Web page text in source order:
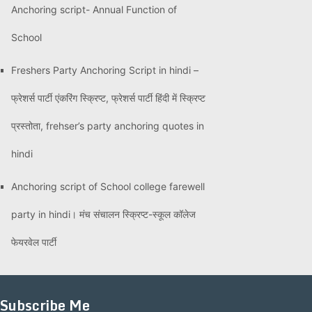
Anchoring script- Annual Function of
School
Freshers Party Anchoring Script in hindi –
फ्रेशर्स पार्टी एंकरिंग स्क्रिप्ट, फ्रेशर्स पार्टी हिंदी में स्क्रिप्ट
प्रस्तोता, frehser’s party anchoring quotes in
hindi
Anchoring script of School college farewell
party in hindi। मंच संचालन स्क्रिप्ट-स्कूल कॉलेज
फेयरवेल पार्टी
Subscribe Me